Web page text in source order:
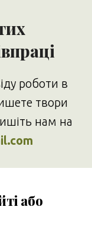
роботи в
твори
нам на
або